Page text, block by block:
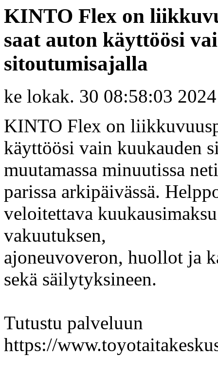
KINTO Flex on
saat auton käyttöösi
sitoutumisajalla
ke lokak. 30 08:58:03 2024
KINTO Flex on
käyttöösi vain kuukauden
muutamassa minuutissa
parissa arkipäivässä.
veloitettava
vakuutuksen,
ajoneuvoveron, huollot ja
sekä säilytyksineen.
Tutustu palveluun
https://